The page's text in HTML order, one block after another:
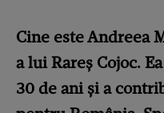
Cine este Andreea
a lui Rareș Cojoc.
30 de ani și a